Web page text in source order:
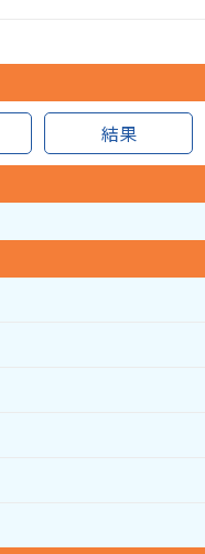
結果